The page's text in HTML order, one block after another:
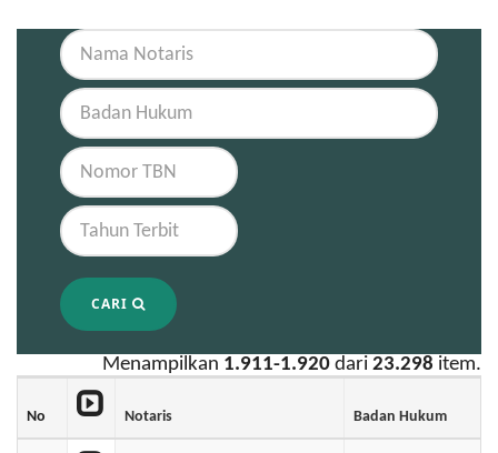
CARI
Menampilkan 1.911-1.920 dari 23.298 item.
No Notaris Badan Hukum